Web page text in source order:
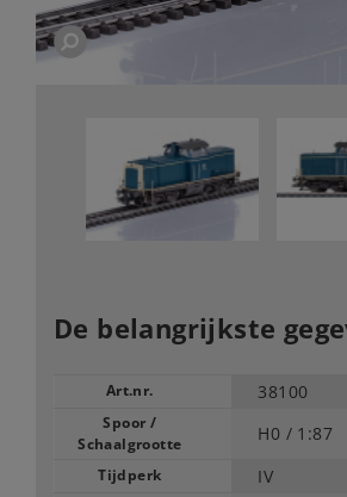
De belangrijkste
Art.nr. 38100
Spoor /
Schaalgrootte
H0 / 1:87
Tijdperk IV